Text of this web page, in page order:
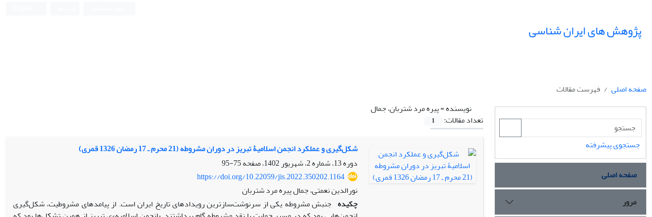
پژوهش های ایران شناسی
صفحه اصلی
فهرست مقالات
نویسنده =پیره مرد شتربان، جمال
تعداد مقالات:
1
شکل‌گیری و عملکرد انجمن اسلامیۀ تبریز در دوران مشروطه (21 محرم ـ 17 رمضان 1326 قمری)
دوره 13، شماره 2، شهریور 1402، صفحه
75-95
https://doi.org/10.22059/jis.2022.350202.1164
نورالدین نعمتی، جمال پیره مرد شتربان
چکیده جنبش مشروطه یکی از سرنوشت‌سازترین رویدادهای تاریخ ایران است. از پیامدهای مشروطیت، شکل‌گیری
جستجوی پیشرفته
صفحه اصلی
مرور